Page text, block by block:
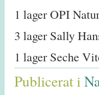
1 lager OPI
3 lager Sally
1 lager Seche
Publicerat i